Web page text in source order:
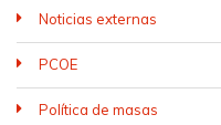
Noticias externas
PCOE
Política de masas